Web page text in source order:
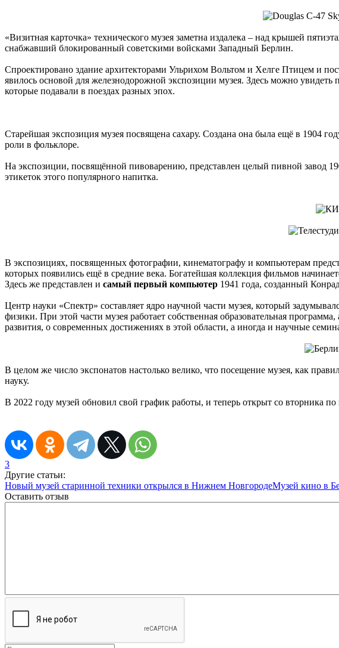
«Визитная карточка» технического музея заметна издалека – над крышей
снабжавший блокированный советскими войсками Западный Берлин.
Спроектировано здание архитекторами Ульрихом Вольтом и Хелге Птицем и
явилось основой для железнодорожной экспозиции музея. Здесь можно
которые подавали в поездах разных эпох.
Старейшая экспозиция музея посвящена сахару. Создана она была ещё в 1904
роли в фольклоре.
На экспозиции, посвящённой пивоварению, представлен целый пивной завод
этикеток этого популярного напитка.
В экспозициях, посвященных фотографии, кинематографу и компьютерам
которых появились ещё в средние века. Богатейшая коллекция фильмов
Здесь же представлен и самый первый компьютер 1941 года, созданный
Центр науки «Спектр» составляет ядро научной части музея, который
физики. При этой части музея работает собственная образовательная
развития, о современных достижениях в этой области, а иногда и научные
В целом же число экспонатов настолько велико, что посещение музея, как
науку.
В 2022 году музей обновил свой график работы, и теперь открыт со вторника
3
Другие статьи:
Новый музей старинной техники открылся в Нижнем НовгородеМузей кино в
Оставить отзыв